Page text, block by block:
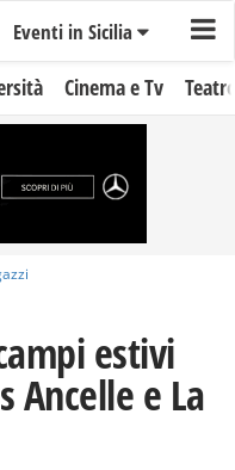
Eventi in Sicilia
Cinema e Tv
estivi
Ancelle e La